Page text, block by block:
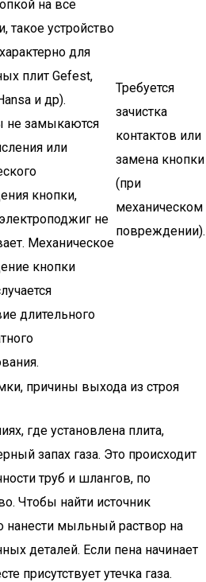
на все
такое устройство
для
плит Gefest,
и др).
не замыкаются
или
кнопки,
не
Механическое
кнопки
длительного
Требуется
зачистка
контактов или
замена кнопки
(при
механическом
повреждении).
причины выхода из строя
где установлена плита,
запах газа. Это происходит
труб и шлангов, по
Чтобы найти источник
нанести мыльный раствор на
деталей. Если пена начинает
присутствует утечка газа.